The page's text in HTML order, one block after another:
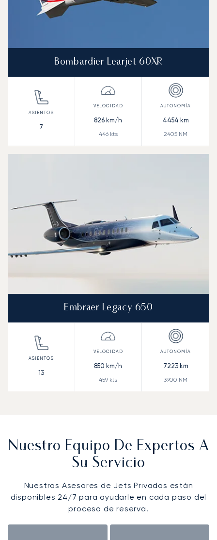
Bombardier Learjet 60XR
7
826 km/h
446kts
4454 km
2405 NM
Embraer Legacy 650
13
850 km/h
459 kts
7223km
3900 NM
Nuestro Equipo De Expertos A
Su Servicio
Nuestros Asesores de Jets Privados están
disponibles 24/7 para ayudarle en cada paso del
proceso de reserva.